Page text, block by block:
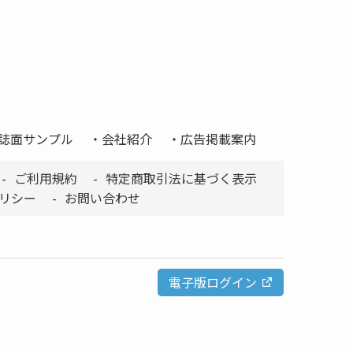
面サンプル 会社紹介 広告掲載案内
ご利用規約
特定商取引法に基づく表示
シー
お問い合わせ
電子版ログイン